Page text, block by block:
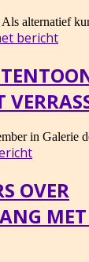
alternatief
bericht
in Galerie
OVER